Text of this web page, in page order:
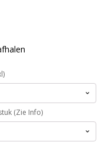
(Zie Info)